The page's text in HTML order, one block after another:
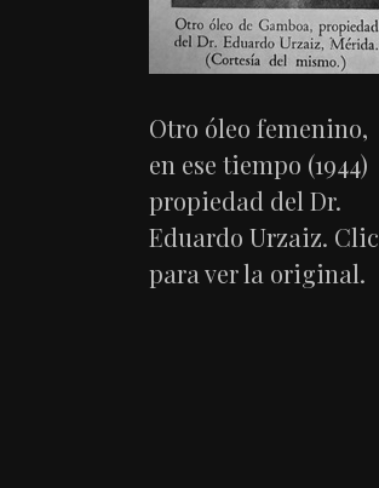
Otro óleo femenino,
en ese tiempo (1944)
propiedad del Dr.
Eduardo Urzaiz. Clic
para ver la original.